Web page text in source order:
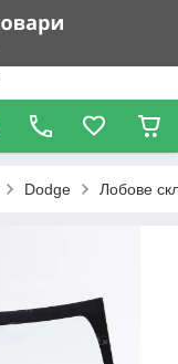
Dodge Лобове